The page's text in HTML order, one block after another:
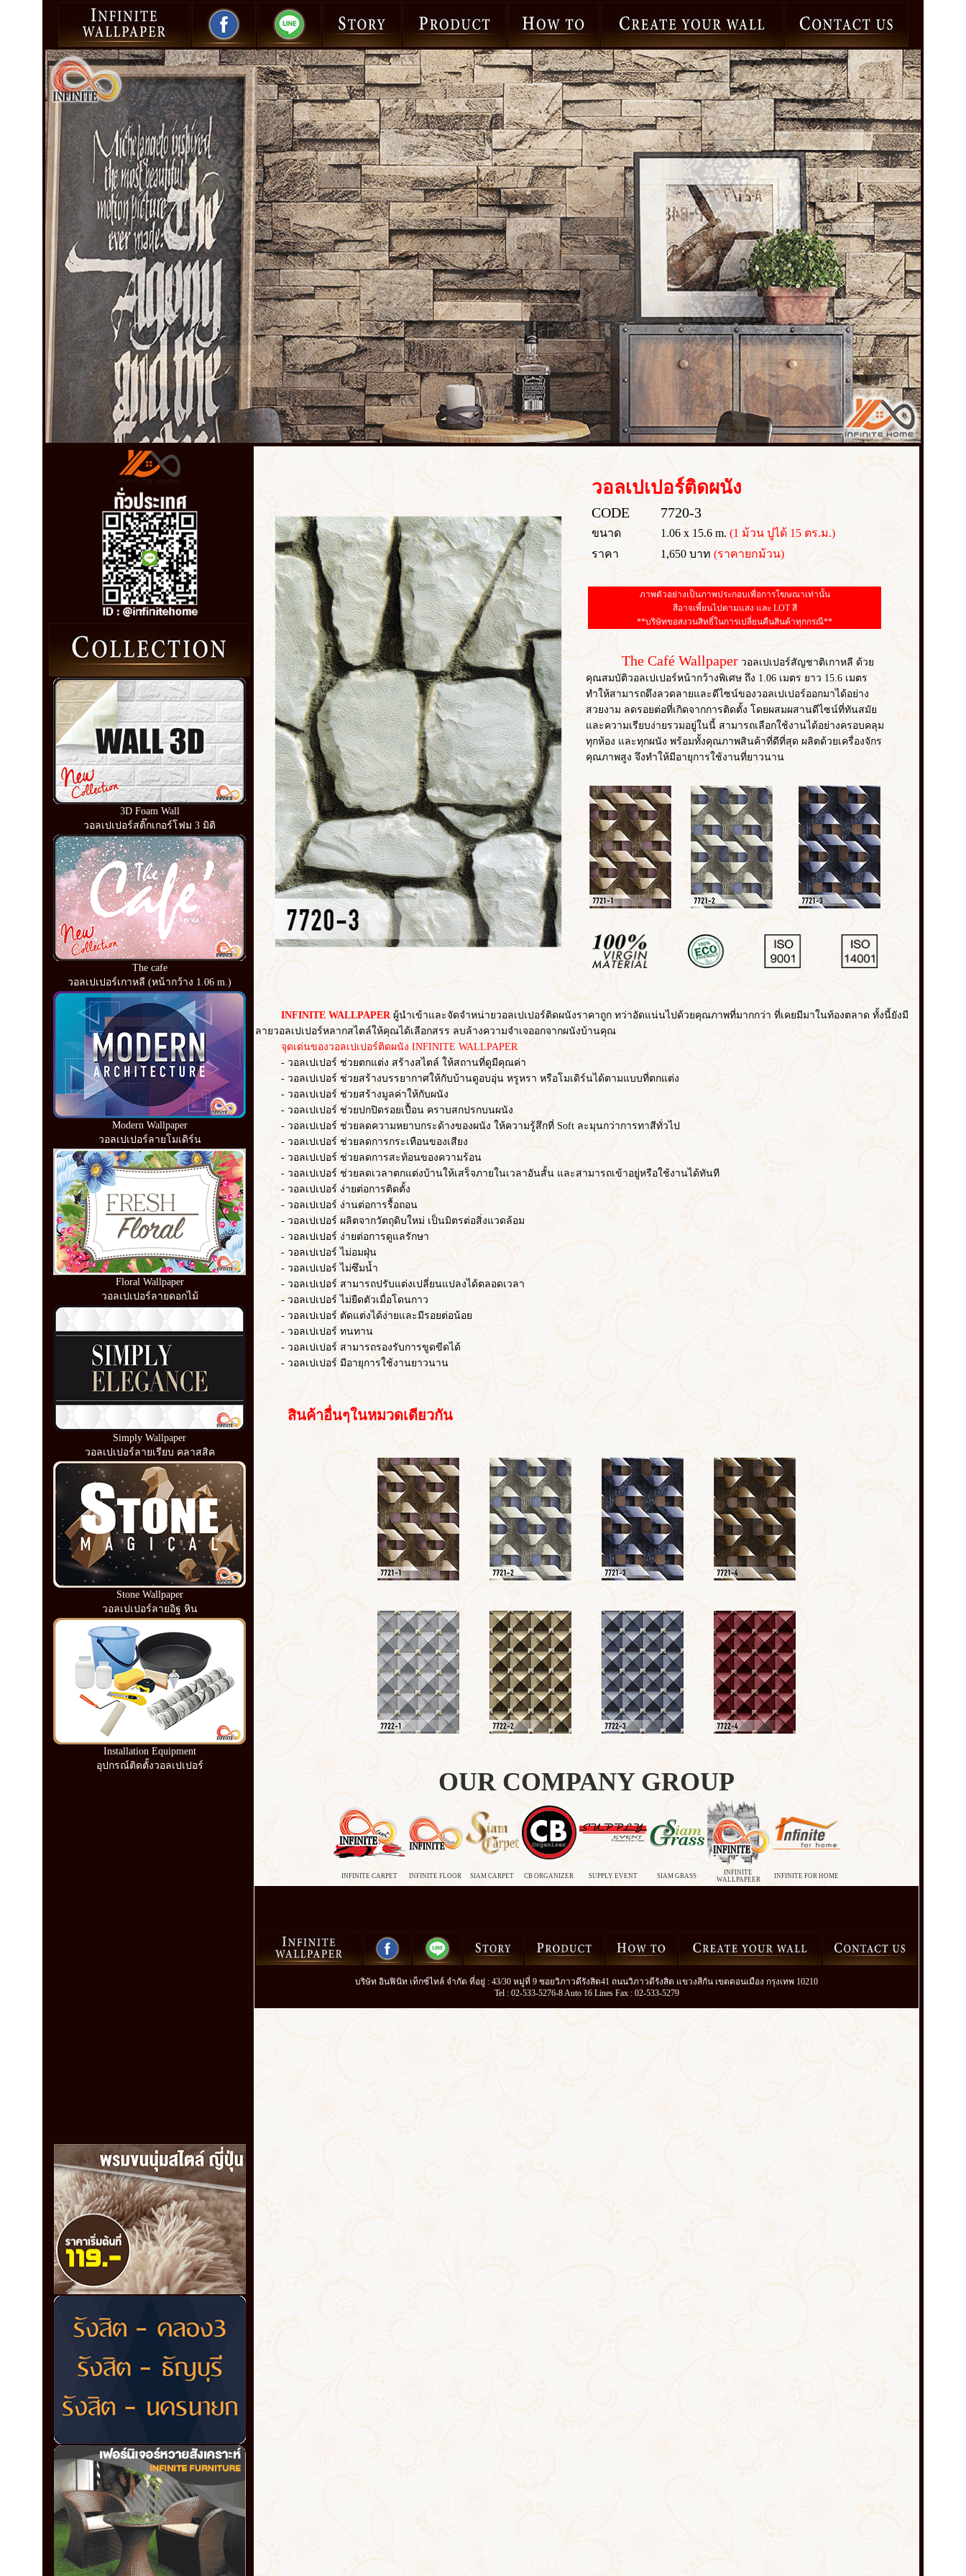
3D Foam Wall
วอลเปเปอร์สติ๊กเกอร์โฟม 3 มิติ
The cafe
วอลเปเปอร์เกาหลี (หน้ากว้าง 1.06 m.)
Modern Wallpaper
วอลเปเปอร์ลายโมเดิร์น
Floral Wallpaper
วอลเปเปอร์ลายดอกไม้
Simply Wallpaper
วอลเปเปอร์ลายเรียบ คลาสสิค
Stone Wallpaper
วอลเปเปอร์ลายอิฐ หิน
Installation Equipment
อุปกรณ์ติดตั้งวอลเปเปอร์
วอลเปเปอร์ติดผนัง
CODE 7720-3
ขนาด 1.06 x 15.6 m. (1 ม้วน ปูได้ 15 ตร.ม.)
ราคา
1,650 บาท (ราคายกม้วน)
ภาพตัวอย่างเป็นภาพประกอบเพื่อการโฆษณาเท่านั้น
สีอาจเพี้ยนไปตามแสง และ LOT สี
**บริษัทขอสงวนสิทธิ์ในการเปลี่ยนคืนสินค้าทุกกรณี**
The Café Wallpaper วอลเปเปอร์สัญชาติเกาหลี ด้วย
คุณสมบัติวอลเปเปอร์หน้ากว้างพิเศษ ถึง 1.06 เมตร ยาว 15.6 เมตร
ทำให้สามารถดึงลวดลายและดีไซน์ของวอลเปเปอร์ออกมาได้อย่าง
สวยงาม ลดรอยต่อที่เกิดจากการติดตั้ง โดยผสมผสานดีไซน์ที่ทันสมัย
และความเรียบง่ายรวมอยู่ในนี้ สามารถเลือกใช้งานได้อย่างครอบคลุม
ทุกห้อง และทุกผนัง พร้อมทั้งคุณภาพสินค้าที่ดีที่สุด ผลิตด้วยเครื่องจักร
คุณภาพสูง จึงทำให้มีอายุการใช้งานที่ยาวนาน
INFINITE WALLPAPER ผู้นำเข้าและจัดจำหน่ายวอลเปเปอร์ติดผนังราคาถูก ทว่าอัดแน่นไปด้วยคุณภาพที่มากกว่า ที่เคยมีมาในท้องตลาด ทั้งนี้ยังมี
ลายวอลเปเปอร์หลากสไตล์ให้คุณได้เลือกสรร ลบล้างความจำเจออกจากผนังบ้านคุณ
จุดเด่นของวอลเปเปอร์ติดผนัง INFINITE WALLPAPER
- วอลเปเปอร์ ช่วยตกแต่ง สร้างสไตล์ ให้สถานที่ดูมีคุณค่า
- วอลเปเปอร์ ช่วยสร้างบรรยากาศให้กับบ้านดูอบอุ่น หรูหรา หรือโมเดิร์นได้ตามแบบที่ตกแต่ง
- วอลเปเปอร์ ช่วยสร้างมูลค่าให้กับผนัง
- วอลเปเปอร์ ช่วยปกปิดรอยเปื้อน คราบสกปรกบนผนัง
- วอลเปเปอร์ ช่วยลดความหยาบกระด้างของผนัง ให้ความรู้สึกที่ Soft ละมุนกว่าการทาสีทั่วไป
- วอลเปเปอร์ ช่วยลดการกระเทือนของเสียง
- วอลเปเปอร์ ช่วยลดการสะท้อนของความร้อน
- วอลเปเปอร์ ช่วยลดเวลาตกแต่งบ้านให้เสร็จภายในเวลาอันสั้น และสามารถเข้าอยู่หรือใช้งานได้ทันที
- วอลเปเปอร์ ง่ายต่อการติดตั้ง
- วอลเปเปอร์ ง่านต่อการรื้อถอน
- วอลเปเปอร์ ผลิตจากวัตถุดิบใหม่ เป็นมิตรต่อสิ่งแวดล้อม
- วอลเปเปอร์ ง่ายต่อการดูแลรักษา
- วอลเปเปอร์ ไม่อมฝุ่น
- วอลเปเปอร์ ไม่ซึมน้ำ
- วอลเปเปอร์ สามารถปรับแต่งเปลี่ยนแปลงได้ตลอดเวลา
- วอลเปเปอร์ ไม่ยืดตัวเมื่อโดนกาว
- วอลเปเปอร์ ตัดแต่งได้ง่ายและมีรอยต่อน้อย
- วอลเปเปอร์ ทนทาน
- วอลเปเปอร์ สามารถรองรับการขูดขีดได้
- วอลเปเปอร์ มีอายุการใช้งานยาวนาน
สินค้าอื่นๆในหมวดเดียวกัน
OUR COMPANY GROUP
INFINITE CARPET INFINITE FLOOR SIAM CARPET CB ORGANIZER SUPPLY EVENT SIAM GRASS
INFINITE
WALLPAPEER
INFINITE FOR HOME
บริษัท อินฟินิท เท็กซ์ไทล์ จำกัด ที่อยู่ : 43/30 หมู่ที่ 9 ซอยวิภาวดีรังสิต41 ถนนวิภาวดีรังสิต แขวงสีกัน เขตดอนเมือง กรุงเทพ 10210
Tel : 02-533-5276-8 Auto 16 Lines Fax : 02-533-5279